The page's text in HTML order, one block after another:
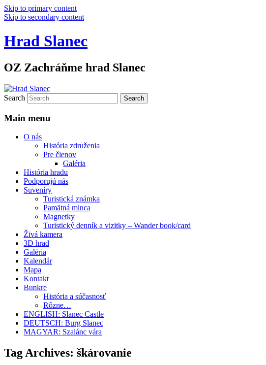
Skip to primary content
Skip to secondary content
Hrad Slanec
OZ Zachráňme hrad Slanec
Search
Main menu
O nás
História združenia
Pre členov
Galéria
História hradu
Podporujú nás
Suveníry
Turistická známka
Pamätná minca
Magnetky
Turistický denník a vizitky – Wander book/card
Živá kamera
3D hrad
Galéria
Kalendár
Mapa
Kontakt
Bunkre
História a súčasnosť
Rôzne…
ENGLISH: Slanec Castle
DEUTSCH: Burg Slanec
MAGYAR: Szalánc vára
Tag Archives: škárovanie